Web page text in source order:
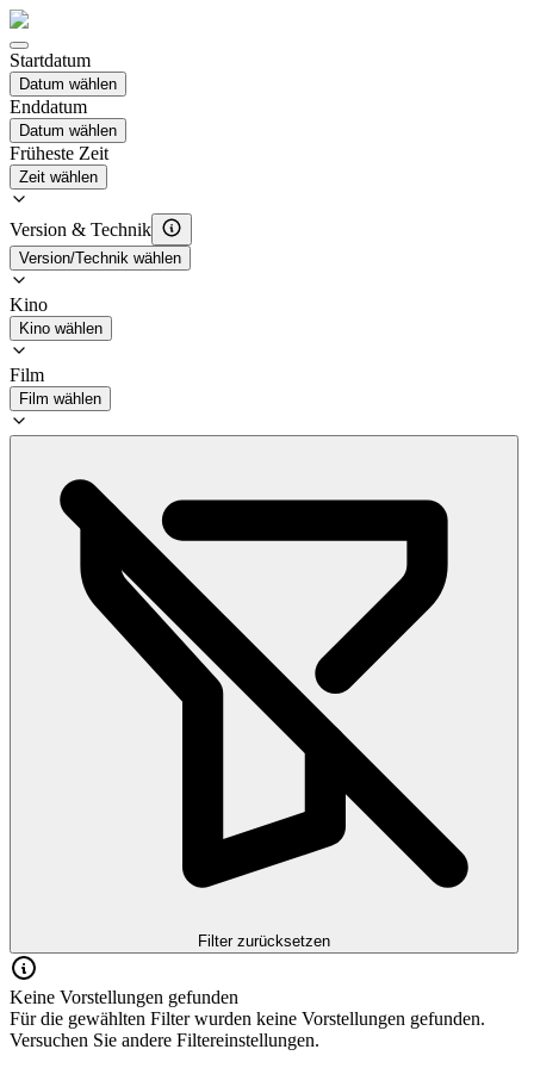
Startdatum
Datum wählen
Enddatum
Datum wählen
Früheste Zeit
Zeit wählen
Version & Technik
Version/Technik wählen
Kino
Kino wählen
Film
Film wählen
Filter zurücksetzen
Keine Vorstellungen gefunden
Für die gewählten Filter wurden keine Vorstellungen gefunden.
Versuchen Sie andere Filtereinstellungen.